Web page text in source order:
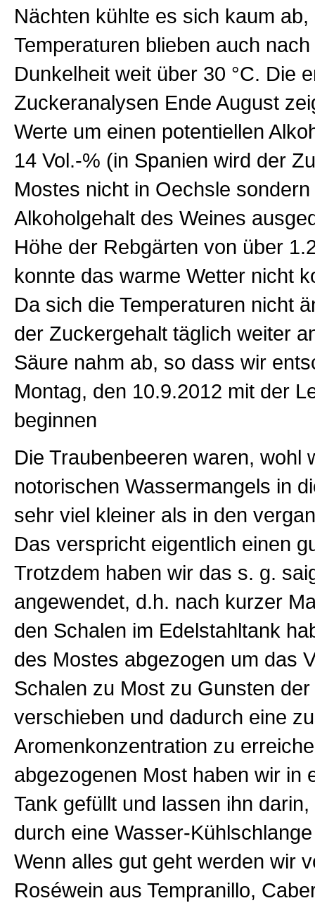
Nächten kühlte es sich kaum ab,
Temperaturen blieben auch
Dunkelheit weit über 30 °C. Die
Zuckeranalysen Ende August
Werte um einen potentiellen
14 Vol.-% (in Spanien wird der
Mostes nicht in Oechsle
Alkoholgehalt des Weines
Höhe der Rebgärten von über
konnte das warme Wetter nicht
Da sich die Temperaturen nicht
der Zuckergehalt täglich weiter
Säure nahm ab, so dass wir
Montag, den 10.9.2012 mit der
beginnen
Die Traubenbeeren waren, wohl
notorischen Wassermangels in
sehr viel kleiner als in den
Das verspricht eigentlich einen
Trotzdem haben wir das s. g.
angewendet, d.h. nach kurzer
den Schalen im Edelstahltank
des Mostes abgezogen um das
Schalen zu Most zu Gunsten
verschieben und dadurch eine
Aromenkonzentration zu
abgezogenen Most haben wir in
Tank gefüllt und lassen ihn
durch eine Wasser-
Wenn alles gut geht werden wir
Roséwein aus Tempranillo,